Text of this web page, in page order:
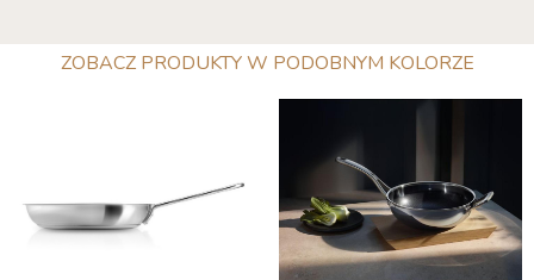
ZOBACZ PRODUKTY W PODOBNYM KOLORZE